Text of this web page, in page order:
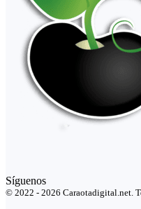
Síguenos
© 2022 - 2026 Caraotadigital.net.